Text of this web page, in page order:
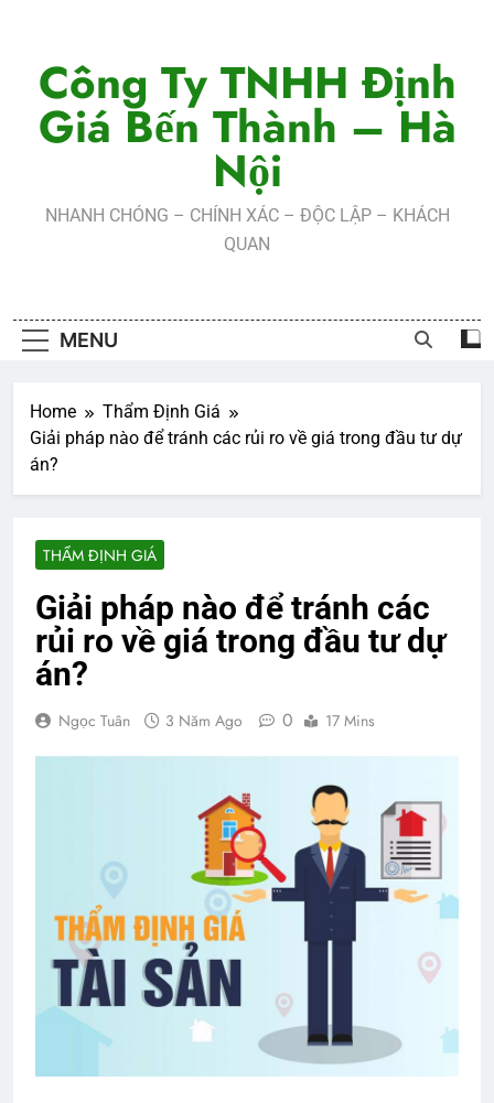
contentCông Ty TNHH Định
Giá Bến Thành – Hà
Nội
NHANH CHÓNG – CHÍNH XÁC – ĐỘC LẬP – KHÁCH
QUAN
MENU
Home
Thẩm Định Giá
Giải pháp nào để tránh các rủi ro về giá trong đầu tư dự
án?
THẨM ĐỊNH GIÁ
Giải pháp nào để tránh các
rủi ro về giá trong đầu tư dự
án?
Ngọc Tuân 3 Năm Ago 0 17 Mins